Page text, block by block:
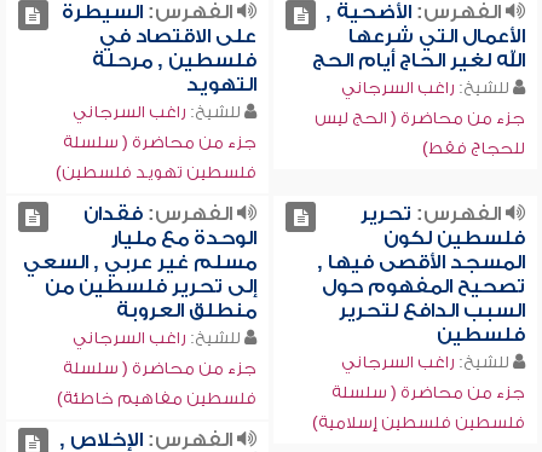
الفهرس:الأضحية ,
الأعمال التي شرعها
الله لغير الحاج أيام الحج
للشيخ: راغب السرجاني
جزء من محاضرة ( الحج ليس
للحجاج فقط)
الفهرس:السيطرة
على الاقتصاد في
فلسطين , مرحلة
التهويد
للشيخ: راغب السرجاني
جزء من محاضرة ( سلسلة
فلسطين تهويد فلسطين)
الفهرس: تحرير
فلسطين لكون
المسجد الأقصى فيها ,
تصحيح المفهوم حول
السبب الدافع لتحرير
فلسطين
للشيخ: راغب السرجاني
جزء من محاضرة ( سلسلة
فلسطين فلسطين إسلامية)
الفهرس:فقدان
الوحدة مع مليار
مسلم غير عربي , السعي
إلى تحرير فلسطين من
منطلق العروبة
للشيخ: راغب السرجاني
جزء من محاضرة ( سلسلة
فلسطين مفاهيم خاطئة)
الفهرس:الإخلاص ,